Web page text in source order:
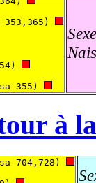
353,365)
355)
à
704,728)